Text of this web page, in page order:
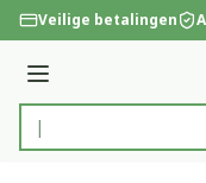
Ga naar de inhoud
Veilige betalingen
Menu
Product, merk,